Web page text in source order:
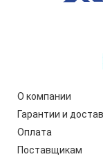
О компании
Гарантии и
Оплата
Поставщикам